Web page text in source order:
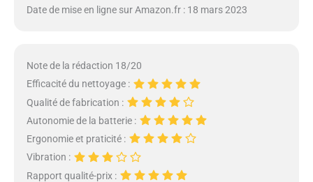
Date de mise en ligne sur Amazon.fr : 18 mars 2023
Note de la rédaction 18/20
Efficacité du nettoyage :
Qualité de fabrication :
Autonomie de la batterie :
Ergonomie et praticité :
Vibration :
Rapport qualité-prix :